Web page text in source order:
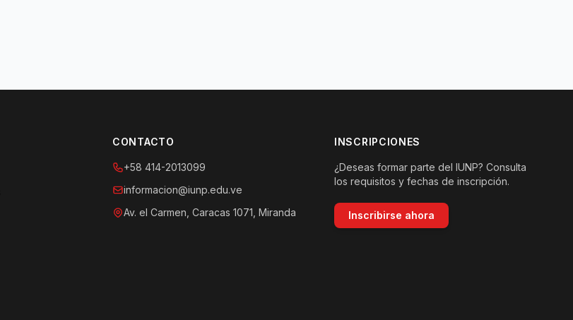
CONTACTO
+58 414-2013099
informacion@iunp.edu.ve
Av. el Carmen, Caracas 1071, Miranda
INSCRIPCIONES
¿Deseas formar parte del IUNP? Consulta
los requisitos y fechas de inscripción.
Inscribirse ahora